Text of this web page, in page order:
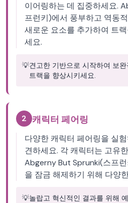
이어링하는 데 집중하세요.
프런키)에서 풍부하고 역동
새로운 요소를 추가하여 트
세요.
💡견고한 기반으로 시작하여 보
트랙을 향상시키세요.
2 캐릭터 페어링
다양한 캐릭터 페어링을 실
견하세요. 각 캐릭터는 고유
Abgerny But Sprunki(스프
을 잠금 해제하기 위해 다양
💡놀랍고 혁신적인 결과를 위해